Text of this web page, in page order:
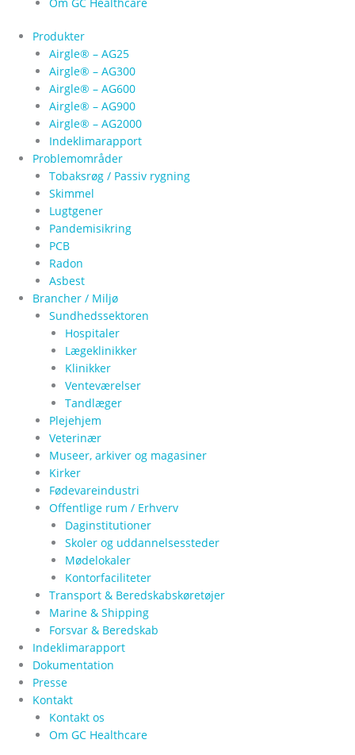
Produkter
Airgle® – AG25
Airgle® – AG300
Airgle® – AG600
Airgle® – AG900
Airgle® – AG2000
Indeklimarapport
Problemområder
Tobaksrøg / Passiv rygning
Skimmel
Lugtgener
Pandemisikring
PCB
Radon
Asbest
Brancher / Miljø
Sundhedssektoren
Hospitaler
Lægeklinikker
Klinikker
Venteværelser
Tandlæger
Plejehjem
Veterinær
Museer, arkiver og magasiner
Kirker
Fødevareindustri
Offentlige rum / Erhverv
Daginstitutioner
Skoler og uddannelsessteder
Mødelokaler
Kontorfaciliteter
Transport & Beredskabskøretøjer
Marine & Shipping
Forsvar & Beredskab
Indeklimarapport
Dokumentation
Presse
Kontakt
Kontakt os
Om GC Healthcare